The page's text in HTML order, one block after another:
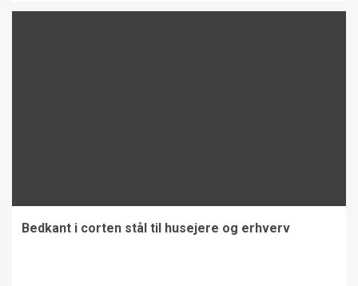
Bedkant i corten stål til husejere og erhverv